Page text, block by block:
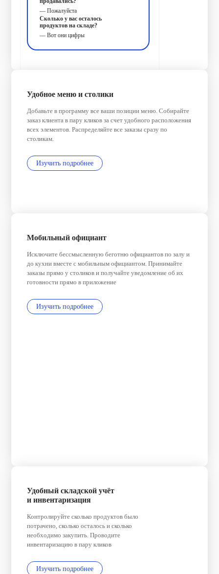
— Пожалуйста
Сколько у вас осталось
продуктов на складе?
— Вот они цифры
Удобное меню и столики
Добавьте в программу все ваши позиции меню. Собирайте
заказ клиента в пару кликов за счет удобного расположения
всех элементов. Распределяйте все заказы сразу по
столикам.
Изучить подробнее
Мобильный официант
Исключите бессмысленную беготню официантов по залу и
до кухни вместе с мобильным официантом. Принимайте
заказы прямо у столиков и получайте уведомление об их
готовности прямо в приложение
Изучить подробнее
Удобный складской учёт
и инвентаризация
Контролируйте сколько продуктов было
потрачено, сколько осталось и сколько
необходимо закупить. Проводите
инвентаризацию в пару кликов
Изучить подробнее